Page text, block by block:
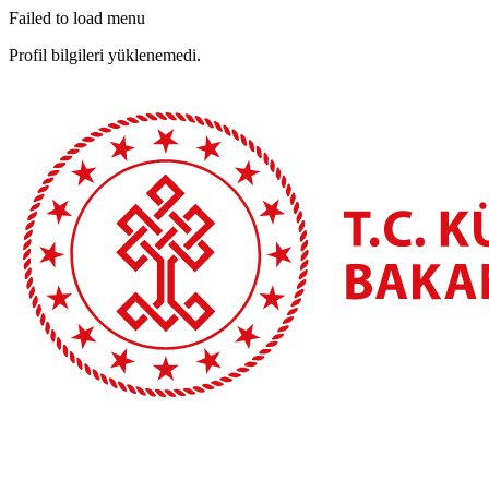
Failed to load menu
Profil bilgileri yüklenemedi.